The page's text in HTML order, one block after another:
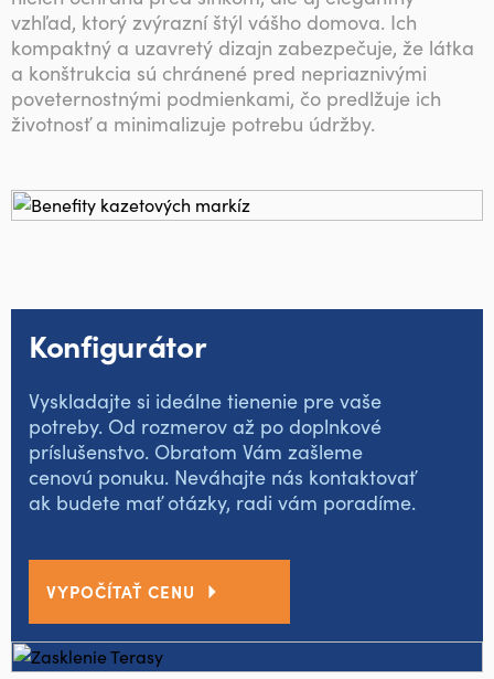
vzhľad, ktorý zvýrazní štýl vášho domova. Ich
kompaktný a uzavretý dizajn zabezpečuje, že látka
a konštrukcia sú chránené pred nepriaznivými
poveternostnými podmienkami, čo predlžuje ich
životnosť a minimalizuje potrebu údržby.
Konfigurátor
Vyskladajte si ideálne tienenie pre vaše
potreby. Od rozmerov až po doplnkové
príslušenstvo. Obratom Vám zašleme
cenovú ponuku. Neváhajte nás kontaktovať
ak budete mať otázky, radi vám poradíme.
VYPOČÍTAŤ CENU